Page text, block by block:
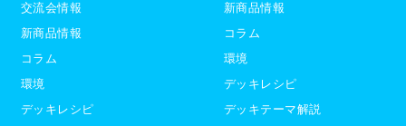
交流会情報
新商品情報
コラム
環境
デッキレシピ
新商品情報
コラム
環境
デッキレシピ
デッキテーマ解説